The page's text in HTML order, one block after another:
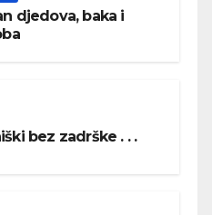
djedova, baka i
bez zadrške . . .